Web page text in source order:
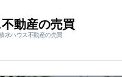
動産の売買
水ハウス不動産の売買